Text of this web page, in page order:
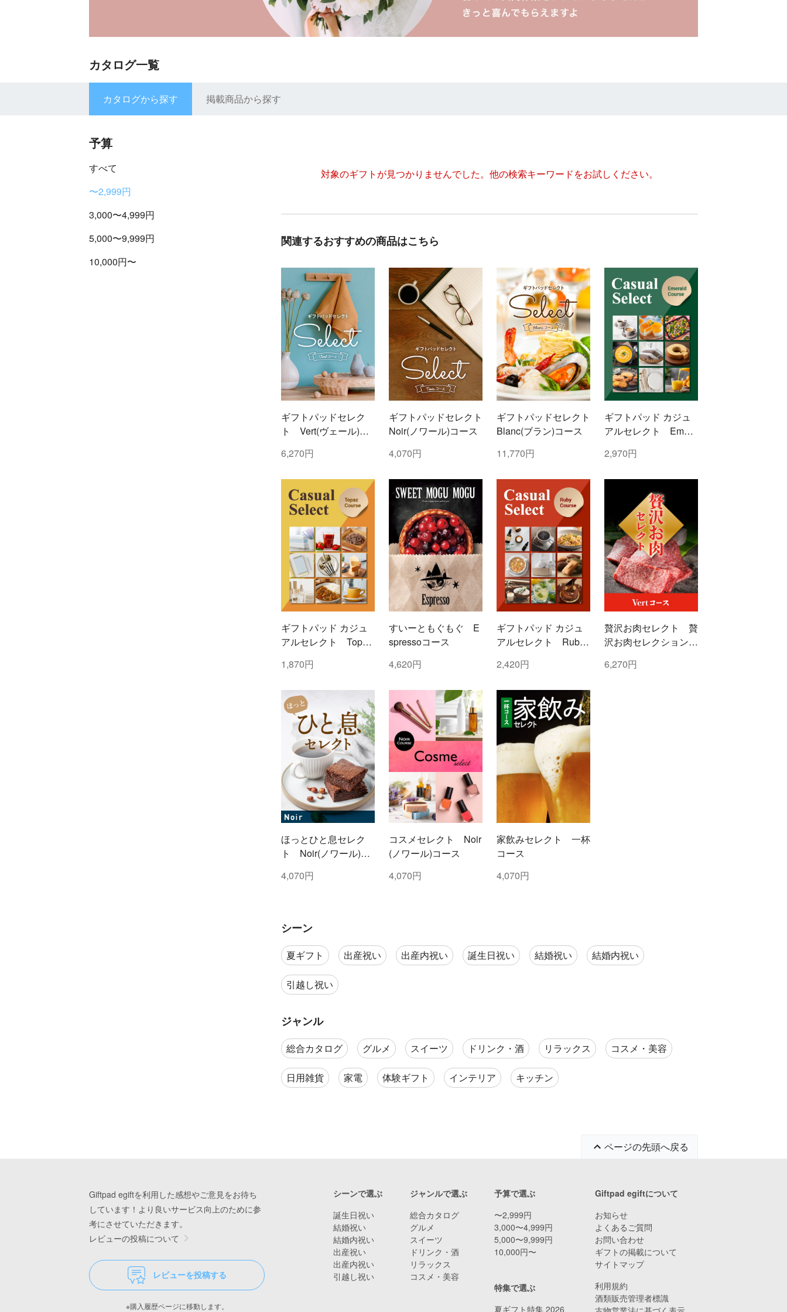
カタログ一覧
カタログから探す 掲載商品から探す
予算
すべて
〜2,999円
3,000〜4,999円
5,000〜9,999円
10,000円〜
対象のギフトが見つかりませんでした。 他の検索キーワードをお試しください。
関連するおすすめの商品はこちら
ギフトパッドセレク
ト Vert(ヴェール)コ
6,270円
ギフトパッドセレクト
Noir(ノワール)コース
4,070円
ギフトパッドセレクト
Blanc(ブラン)コース
11,770円
ギフトパッド カジュ
アルセレクト Emera
2,970円
ギフトパッド カジュ
アルセレクト Topaz
1,870円
すいーともぐもぐ E
spressoコース
4,620円
ギフトパッド カジュ
アルセレクト Ruby
2,420円
贅沢お肉セレクト 贅
沢お肉セレクション
6,270円
ほっとひと息セレク
ト Noir(ノワール)コ
4,070円
コスメセレクト Noir
(ノワール)コース
4,070円
家飲みセレクト 一杯
コース
4,070円
シーン
夏ギフト 出産祝い 出産内祝い 誕生日祝い 結婚祝い 結婚内祝い
引越し祝い
ジャンル
総合カタログ グルメ スイーツ ドリンク・酒 リラックス コスメ・美容
日用雑貨 家電 体験ギフト インテリア キッチン
ページの先頭へ戻る
Giftpad egiftを利用した感想やご意見をお待ち
しています！より良いサービス向上のために参
考にさせていただきます。
レビューの投稿について
レビューを投稿する
※購入履歴ページに移動します。
シーンで選ぶ
誕生日祝い
結婚祝い
結婚内祝い
出産祝い
出産内祝い
引越し祝い
予算で選ぶ
〜2,999円
3,000〜4,999円
5,000〜9,999円
10,000円〜
ジャンルで選ぶ
総合カタログ
グルメ
スイーツ
ドリンク・酒
リラックス
コスメ・美容
特集で選ぶ
夏ギフト特集 2026
Giftpad egiftについて
お知らせ
よくあるご質問
お問い合わせ
ギフトの掲載について
サイトマップ
利用規約
酒類販売管理者標識